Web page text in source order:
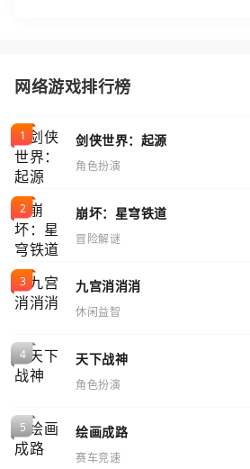
网络游戏排行榜
剑侠世界：起源
角色扮演
崩坏：星穹铁道
冒险解谜
九宫消消消
休闲益智
天下战神
角色扮演
绘画成路
赛车竞速